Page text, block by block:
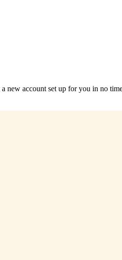
new account set up for you in no